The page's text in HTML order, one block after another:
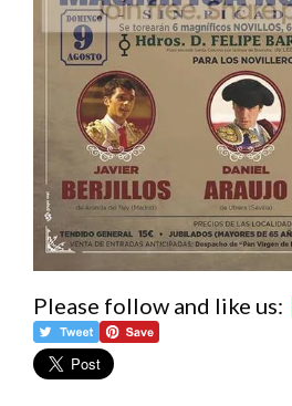
Please follow and like us: